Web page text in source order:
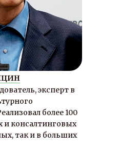
эксперт в
более 100
и консалтинговых
так и в больших